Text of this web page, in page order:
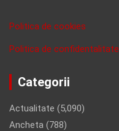
Politica de cookies
Politica de confidentalitate
Categorii
Actualitate (5,090)
Ancheta (788)